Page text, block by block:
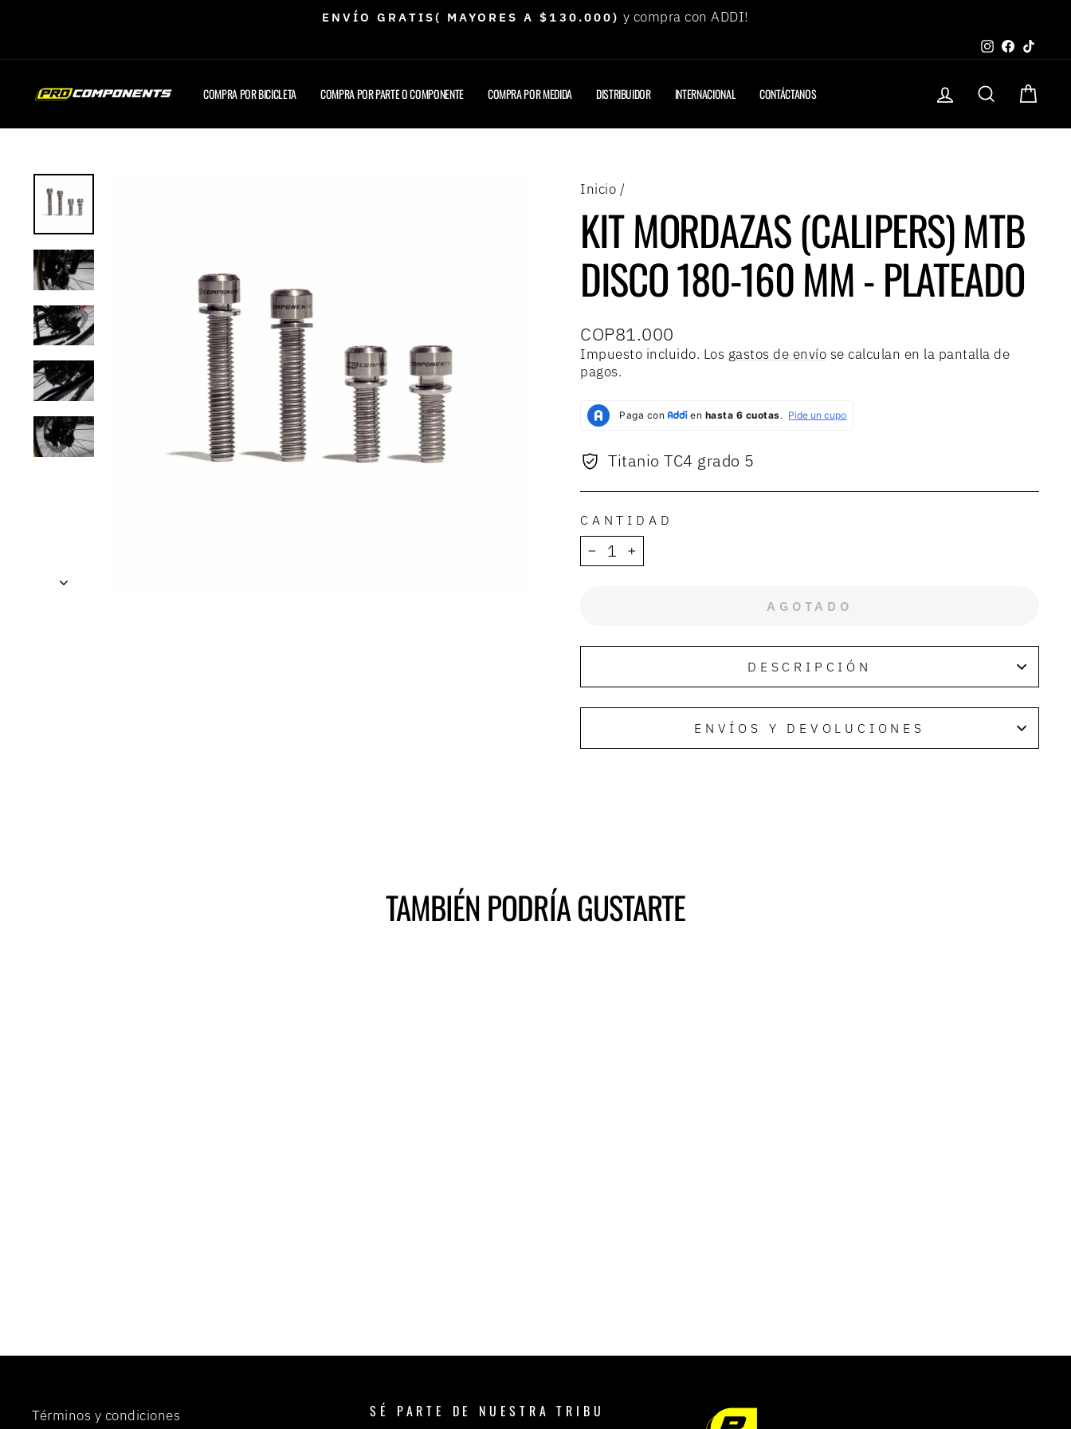
pausa
ENVÍO GRATIS( MAYORES A $130.000) y compra con ADDI!
Instagram
COMPRA POR BICICLETA COMPRA POR PARTE O COMPONENTE COMPRA POR MEDIDA DISTRIBUIDOR INTERNACIONAL CONTÁCTANOS INGRESAR BUSCAR
Inicio /
KIT MORDAZAS (CALIPERS) MTB
DISCO 180-160 MM - PLATEADO
Precio
habitual
COP81.000
Impuesto incluido. Los gastos de envío se calculan en la pantalla de
pagos.
Titanio TC4 grado 5
CANTIDAD
− +
AGOTADO
DESCRIPCIÓN
ENVÍOS Y DEVOLUCIONES
TAMBIÉN PODRÍA GUSTARTE
Términos y condiciones SÉ PARTE DE NUESTRA TRIBU